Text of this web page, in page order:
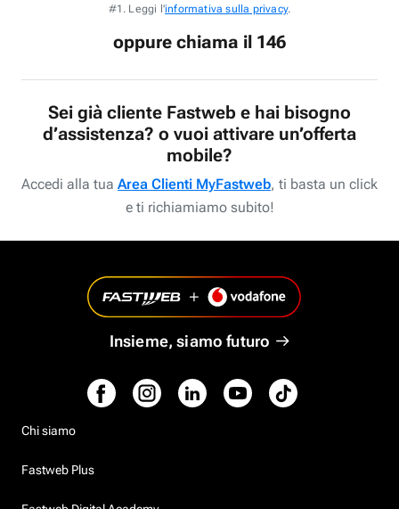
#1. Leggi l'informativa sulla privacy.
oppure chiama il 146
Sei già cliente Fastweb e hai bisogno
d’assistenza? o vuoi attivare un’offerta
mobile?
Accedi alla tua Area Clienti MyFastweb, ti basta un click
e ti richiamiamo subito!
Insieme, siamo futuro
Chi siamo
Fastweb Plus